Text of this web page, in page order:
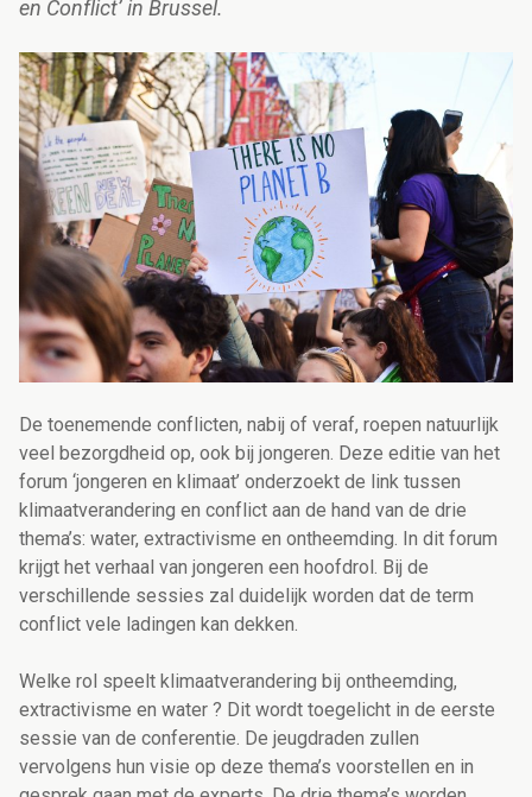
en Conflict’ in Brussel.
De toenemende conflicten, nabij of veraf, roepen natuurlijk
veel bezorgdheid op, ook bij jongeren. Deze editie van het
forum ‘jongeren en klimaat’ onderzoekt de link tussen
klimaatverandering en conflict aan de hand van de drie
thema’s: water, extractivisme en ontheemding. In dit forum
krijgt het verhaal van jongeren een hoofdrol. Bij de
verschillende sessies zal duidelijk worden dat de term
conflict vele ladingen kan dekken.
Welke rol speelt klimaatverandering bij ontheemding,
extractivisme en water ? Dit wordt toegelicht in de eerste
sessie van de conferentie. De jeugdraden zullen
vervolgens hun visie op deze thema’s voorstellen en in